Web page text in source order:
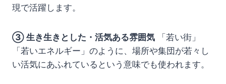
現で活躍します。
③ 生き生きとした・活気ある雰囲気 「若い街」
「若いエネルギー」のように、場所や集団が若々し
い活気にあふれているという意味でも使われます。